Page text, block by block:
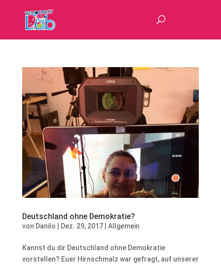
Deutschland ohne Demokratie?
von Danilo Dez. 29, 2017| Allgemein
Kannst du dir Deutschland ohne Demokratie
vorstellen? Euer Hirnschmalz war gefragt, auf unserer